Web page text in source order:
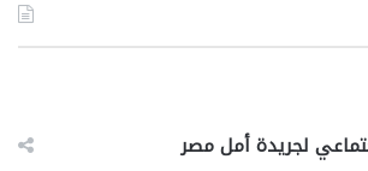
لجريدة أمل مصر